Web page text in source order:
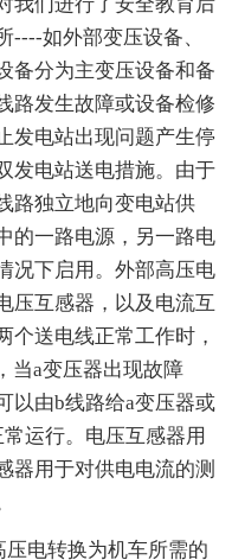
----如外部变压设备、
备分为主变压设备和备
路发生故障或设备检修
发电站出现问题产生停
发电站送电措施。由于
路独立地向变电站供
的一路电源，另一路电
况下启用。外部高压电
压互感器，以及电流互
个送电线正常工作时，
当a变压器出现故障
以由b线路给a变压器或
运行。电压互感器用
器用于对供电电流的测
电转换为机车所需的